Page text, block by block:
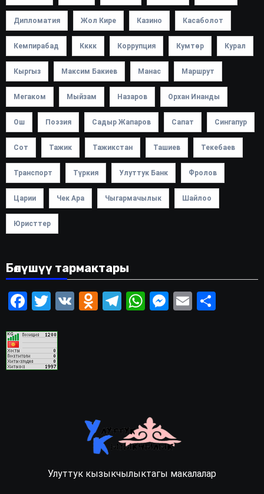
Дипломатия Жол Кире Казино Касаболот
Кемпирабад Кккк Коррупция Кумтөр Курал
Кыргыз Максим Бакиев Манас Маршрут
Мегаком Мыйзам Назаров Орхан Инанды
Ош Поэзия Садыр Жапаров Сапат Сингапур
Сот Тажик Тажикстан Ташиев Текебаев
Транспорт Түркия Улуттук Банк Фролов
Царии Чек Ара Чыгармачылык Шайлоо
Юристтер
Бөлүшүү тармактары
Facebook
Twitter
VKOdnoklassniki
Telegram
WhatsApp
Messenger
EmailShare
Улуттук кызыкчылыктагы макалалар